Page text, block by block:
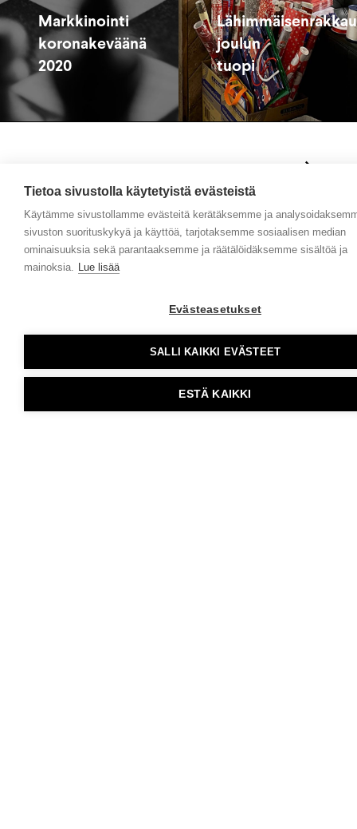
Tietoa sivustolla käytetyistä evästeistä
Käytämme sivustollamme evästeitä kerätäksemme ja
sivuston suorituskykyä ja käyttöä, tarjotaksemme sosiaalisen median
ominaisuuksia sekä parantaaksemme ja räätälöidäksemme sisältöä ja
mainoksia. Lue lisää
Evästeasetukset
SALLI KAIKKI EVÄSTEET
ESTÄ KAIKKI
Markkinointi
koronakeväänä
2020
joulun
tuopi
Y-tunnus: 1800528-
Evästeinfo
Creative Kuopio
info[at]ahooy.fi
Kauppakatu 12
70100, Kuopio